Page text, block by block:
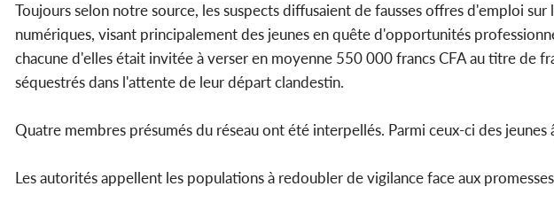
Toujours selon notre source, les suspects diffusaient de fausses offres d'emploi
numériques, visant principalement des jeunes en quête d'opportunités
chacune d'elles était invitée à verser en moyenne 550 000 francs CFA au titre de
séquestrés dans l'attente de leur départ clandestin.
Quatre membres présumés du réseau ont été interpellés. Parmi ceux-ci des jeunes
Les autorités appellent les populations à redoubler de vigilance face aux